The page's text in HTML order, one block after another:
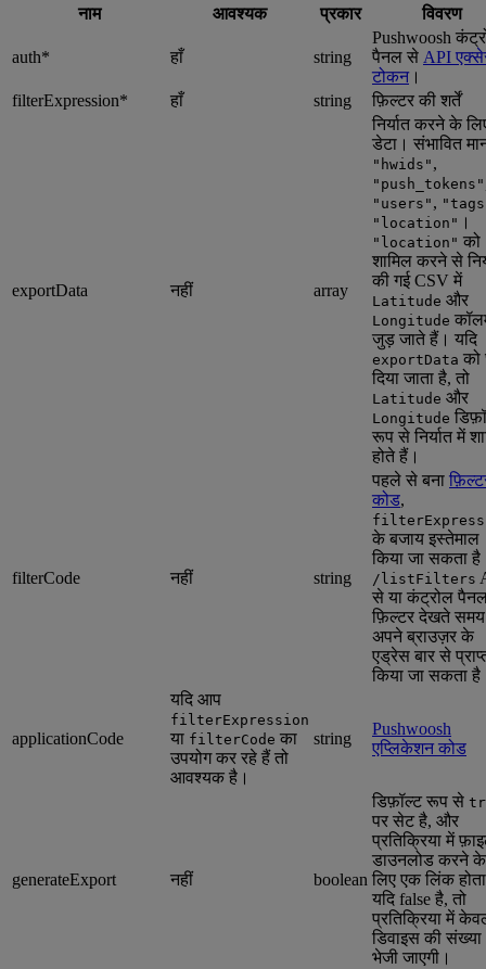
नाम आवश्यक प्रकार विवरण
auth* हाँ string
Pushwoosh
पैनल से API
टोकन।
filterExpression*
हाँ string फ़िल्टर की शर्तें
exportData नहीं array
निर्यात करने के
डेटा। संभावित
"hwids" ,
"push_tokens"
"users" ,
"location" ।
"location" को
शामिल करने से
की गई CSV में
Latitude और
Longitude
जुड़ जाते हैं। यदि
exportData को
दिया जाता है, तो
Latitude और
Longitude
रूप से निर्यात में
होते हैं।
filterCode नहीं string
पहले से बना
कोड,
के बजाय इस्तेमाल
किया जा सकता
/listFilters
से या कंट्रोल
फ़िल्टर देखते समय
अपने ब्राउज़र के
एड्रेस बार से
किया जा सकता
applicationCode
यदि आप
filterExpression
या filterCode का
उपयोग कर रहे हैं तो
आवश्यक है।
string
Pushwoosh
एप्लिकेशन कोड
generateExport नहीं boolean
डिफ़ॉल्ट रूप से
पर सेट है, और
प्रतिक्रिया में
डाउनलोड करने के
लिए एक लिंक
यदि false है, तो
प्रतिक्रिया में
डिवाइस की संख्या
भेजी जाएगी।